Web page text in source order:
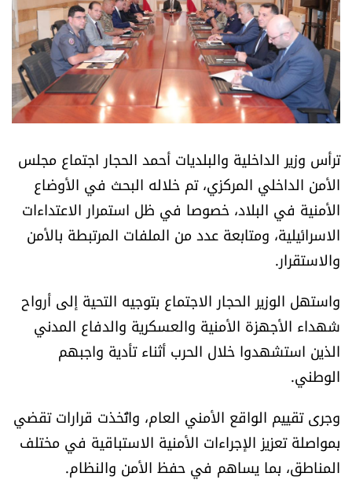
أسرار
متفرقات
نداء القرّاء
كتّابنا
تحت المجهر
اقتصاد
العالم
الصحافة الإسرائيلية
ثقافة وفنون
ترأس وزير الداخلية والبلديات أحمد الحجار اجتماع مجلس
الأمن الداخلي المركزي، تم خلاله البحث في الأوضاع
الأمنية في البلاد، خصوصا في ظل استمرار الاعتداءات
الاسرائيلية، ومتابعة عدد من الملفات المرتبطة بالأمن
والاستقرار.
واستهل الوزير الحجار الاجتماع بتوجيه التحية إلى أرواح
شهداء الأجهزة الأمنية والعسكرية والدفاع المدني
الذين استشهدوا خلال الحرب أثناء تأدية واجبهم
الوطني.
وجرى تقييم الواقع الأمني العام، واتُخذت قرارات تقضي
بمواصلة تعزيز الإجراءات الأمنية الاستباقية في مختلف
المناطق، بما يساهم في حفظ الأمن والنظام.